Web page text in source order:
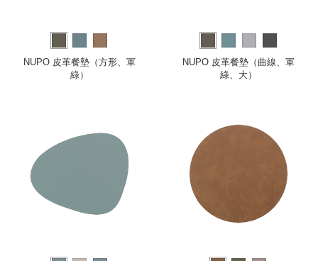
NUPO 皮革餐墊（方形、軍
綠）
NUPO 皮革餐墊（曲線、軍
綠、大）